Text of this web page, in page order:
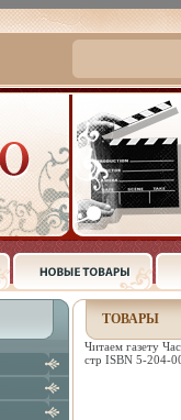
ТОВАРЫ
Читаем газету
стр ISBN 5-204-